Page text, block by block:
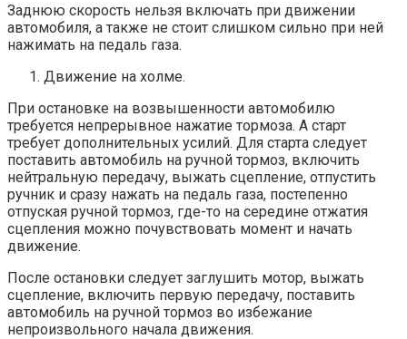
Заднюю скорость нельзя включать при движении
автомобиля, а также не стоит слишком сильно при ней
нажимать на педаль газа.
Движение на холме.
При остановке на возвышенности автомобилю
требуется непрерывное нажатие тормоза. А старт
требует дополнительных усилий. Для старта следует
поставить автомобиль на ручной тормоз, включить
нейтральную передачу, выжать сцепление, отпустить
ручник и сразу нажать на педаль газа, постепенно
отпуская ручной тормоз, где-то на середине отжатия
сцепления можно почувствовать момент и начать
движение.
После остановки следует заглушить мотор, выжать
сцепление, включить первую передачу, поставить
автомобиль на ручной тормоз во избежание
непроизвольного начала движения.